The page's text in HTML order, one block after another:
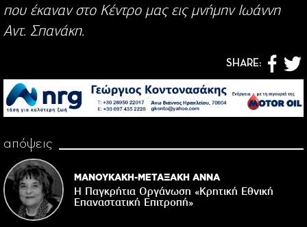
που έκαναν στο Κέντρο μας εις μνήμην Ιωάννη
Αντ. Σπανάκη.
SHARE:
απόψεις
ΜΑΝΟΥΚΑΚΗ-ΜΕΤΑΞΑΚΗ ΑΝΝΑ
Η Παγκρήτια Οργάνωση «Κρητική Εθνική
Επαναστατική Eπιτροπή»